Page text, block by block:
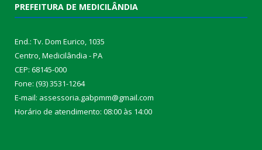
PREFEITURA DE MEDICILÂNDIA
End.: Tv. Dom Eurico, 1035
Centro, Medicilândia - PA
CEP: 68145-000
Fone: (93) 3531-1264
E-mail: assessoria.gabpmm@gmail.com
Horário de atendimento: 08:00 às 14:00